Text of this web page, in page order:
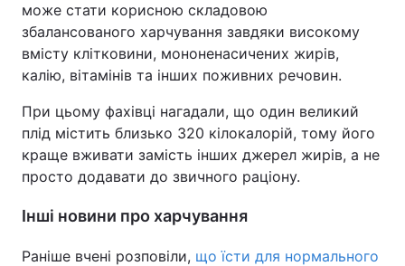
може стати корисною складовою
збалансованого харчування завдяки високому
вмісту клітковини, мононенасичених жирів,
калію, вітамінів та інших поживних речовин.
При цьому фахівці нагадали, що один великий
плід містить близько 320 кілокалорій, тому його
краще вживати замість інших джерел жирів, а не
просто додавати до звичного раціону.
Інші новини про харчування
Раніше вчені розповіли, що їсти для нормального